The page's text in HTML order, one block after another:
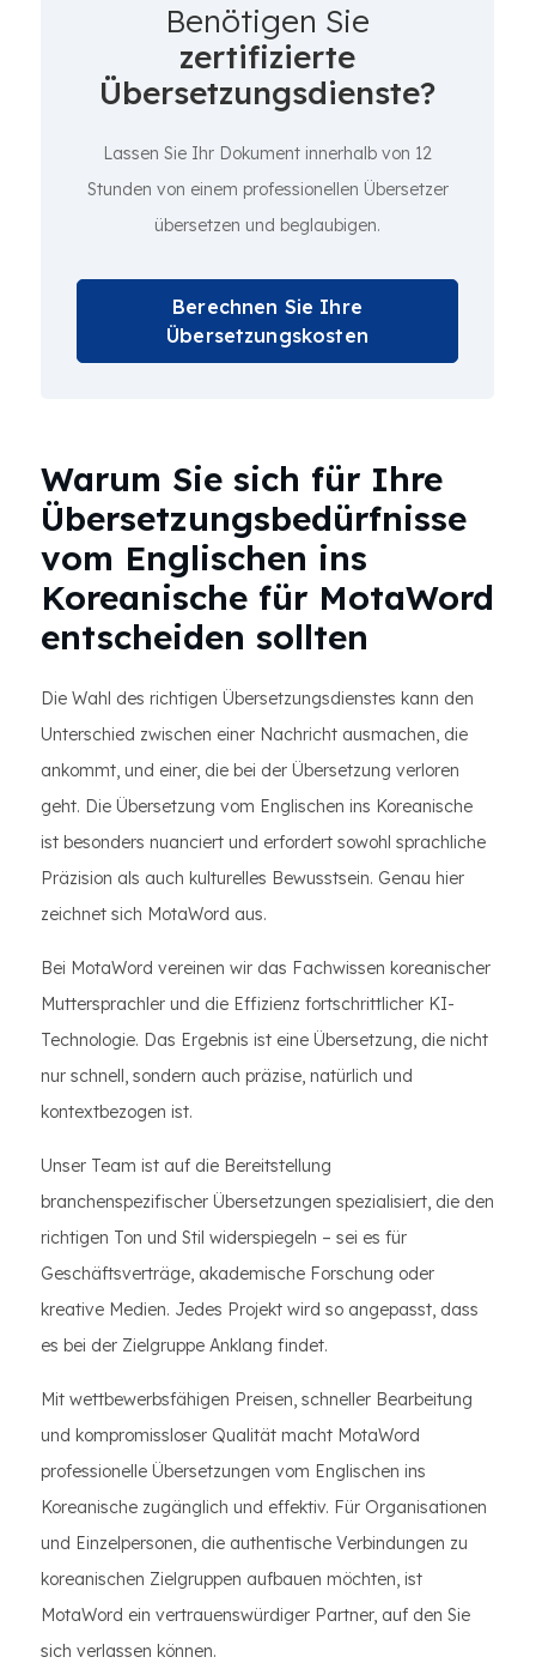
Benötigen Sie
zertifizierte
Übersetzungsdienste?
Lassen Sie Ihr Dokument innerhalb von 12
Stunden von einem professionellen Übersetzer
übersetzen und beglaubigen.
Berechnen Sie Ihre
Übersetzungskosten
Warum Sie sich für Ihre
Übersetzungsbedürfnisse
vom Englischen ins
Koreanische für MotaWord
entscheiden sollten
Die Wahl des richtigen Übersetzungsdienstes kann den
Unterschied zwischen einer Nachricht ausmachen, die
ankommt, und einer, die bei der Übersetzung verloren
geht. Die Übersetzung vom Englischen ins Koreanische
ist besonders nuanciert und erfordert sowohl sprachliche
Präzision als auch kulturelles Bewusstsein. Genau hier
zeichnet sich MotaWord aus.
Bei MotaWord vereinen wir das Fachwissen koreanischer
Muttersprachler und die Effizienz fortschrittlicher KI-
Technologie. Das Ergebnis ist eine Übersetzung, die nicht
nur schnell, sondern auch präzise, natürlich und
kontextbezogen ist.
Unser Team ist auf die Bereitstellung
branchenspezifischer Übersetzungen spezialisiert, die den
richtigen Ton und Stil widerspiegeln – sei es für
Geschäftsverträge, akademische Forschung oder
kreative Medien. Jedes Projekt wird so angepasst, dass
es bei der Zielgruppe Anklang findet.
Mit wettbewerbsfähigen Preisen, schneller Bearbeitung
und kompromissloser Qualität macht MotaWord
professionelle Übersetzungen vom Englischen ins
Koreanische zugänglich und effektiv. Für Organisationen
und Einzelpersonen, die authentische Verbindungen zu
koreanischen Zielgruppen aufbauen möchten, ist
MotaWord ein vertrauenswürdiger Partner, auf den Sie
sich verlassen können.